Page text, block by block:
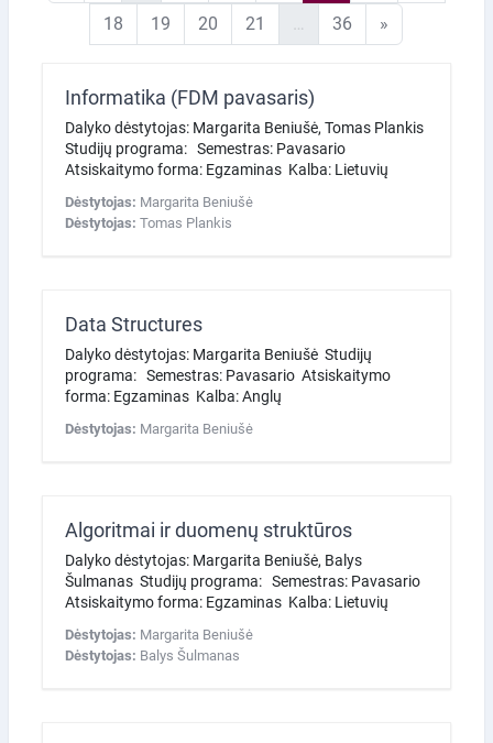
18 18 puslapis
19 19 puslapis
20 20 puslapis
21 21 puslapis
36 36 puslapis
»
Informatika (FDM pavasaris)
Dalyko dėstytojas: Margarita Beniušė, Tomas Plankis
Studijų programa: Semestras: Pavasario
Atsiskaitymo forma: Egzaminas Kalba: Lietuvių
Dėstytojas: Margarita Beniušė
Dėstytojas: Tomas Plankis
Data Structures
Dalyko dėstytojas: Margarita Beniušė Studijų
programa: Semestras: Pavasario Atsiskaitymo
forma: Egzaminas Kalba: Anglų
Dėstytojas: Margarita Beniušė
Algoritmai ir duomenų struktūros
Dalyko dėstytojas: Margarita Beniušė, Balys
Šulmanas Studijų programa: Semestras: Pavasario
Atsiskaitymo forma: Egzaminas Kalba: Lietuvių
Dėstytojas: Margarita Beniušė
Dėstytojas: Balys Šulmanas